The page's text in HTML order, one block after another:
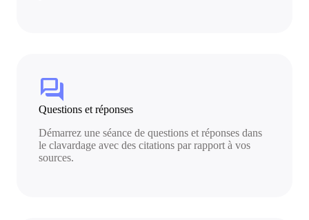
forum
Questions et réponses
Démarrez une séance de questions et réponses dans
le clavardage avec des citations par rapport à vos
sources.